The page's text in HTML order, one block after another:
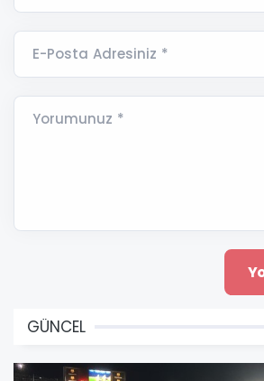
E-Posta Adresiniz *
Yorumunuz *
GÜNCEL